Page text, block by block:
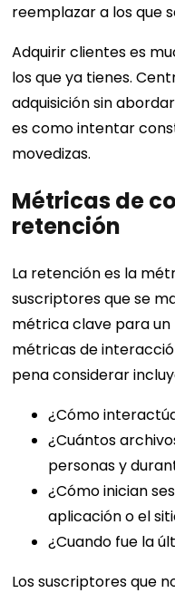
reemplazar a los que
Adquirir clientes es
los que ya tienes.
adquisición sin
es como intentar
movedizas.
Métricas de
retención
La retención es la
suscriptores que se
métrica clave para un
métricas de
pena considerar
¿Cómo
¿Cuántos
personas y
¿Cómo inician
aplicación o el
¿Cuando fue la
Los suscriptores que